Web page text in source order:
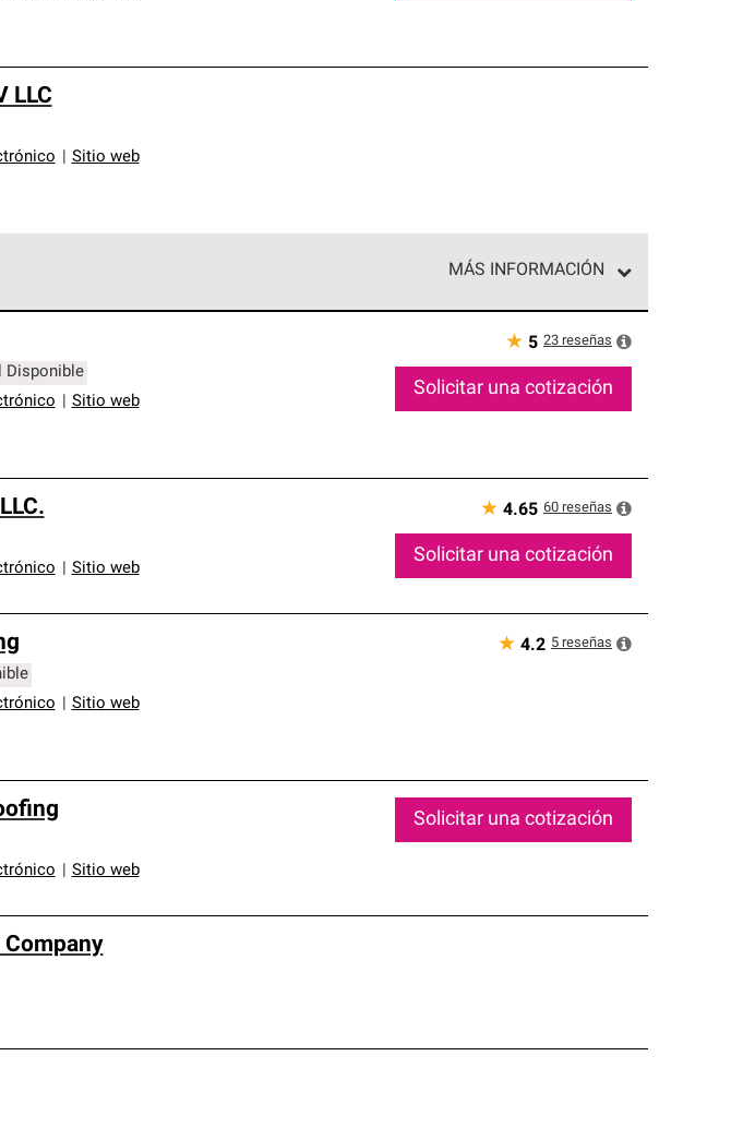
LLC
Sitio web
MÁS INFORMACIÓN
estrictos de profesionalismo y confiabilidad.
Disponible
Sitio web
★ 5 23 reseñas
Solicitar una cotización
Sitio web
★ 4.65 60 reseñas
Solicitar una cotización
Sitio web
★ 4.2 5 reseñas
Sitio web
Solicitar una cotización